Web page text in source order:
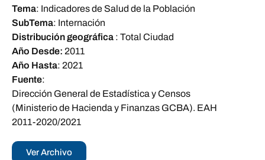
Tema: Indicadores de Salud de la Población
SubTema: Internación
Distribución geográfica : Total Ciudad
Año Desde: 2011
Año Hasta: 2021
Fuente:
Dirección General de Estadística y Censos
(Ministerio de Hacienda y Finanzas GCBA). EAH
2011-2020/2021
Ver Archivo